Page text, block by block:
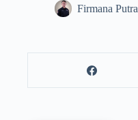
Firmana Putra